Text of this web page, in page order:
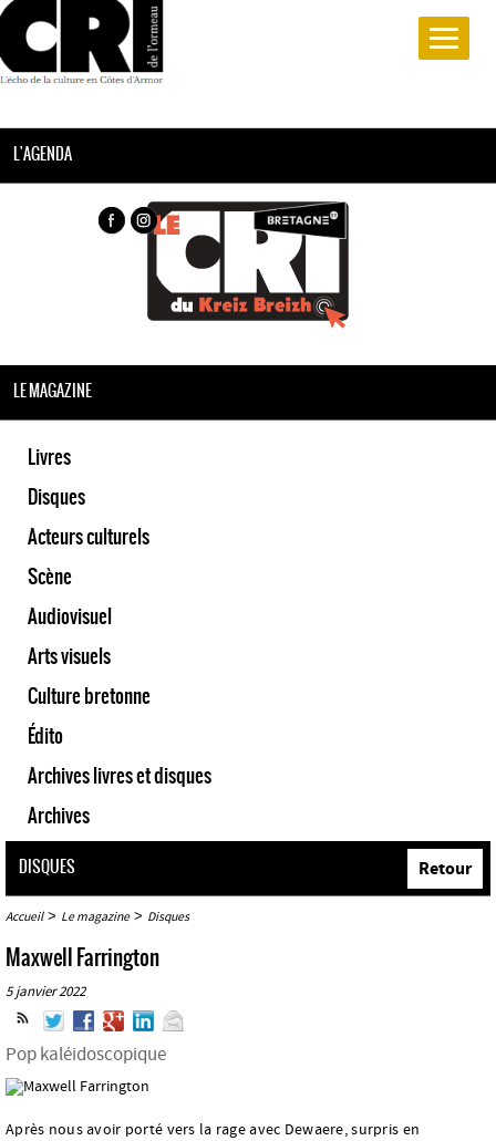
L'AGENDA
LE MAGAZINE
Livres
Disques
Acteurs culturels
Scène
Audiovisuel
Arts visuels
Culture bretonne
Édito
Archives livres et disques
Archives
DISQUES
Accueil> Le magazine> Disques
Retour
Maxwell Farrington
5 janvier 2022
Pop kaléidoscopique
Après nous avoir porté vers la rage avec Dewaere, surpris en